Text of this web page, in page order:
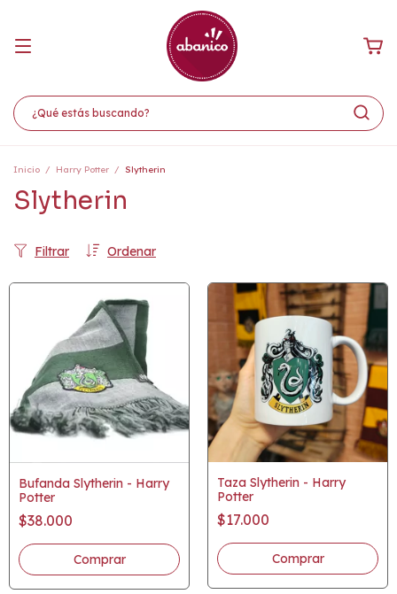
Inicio / Harry Potter / Slytherin
Slytherin
Ordenar
Filtrar
Bufanda Slytherin - Harry
Potter
$38.000
Taza Slytherin - Harry
Potter
$17.000